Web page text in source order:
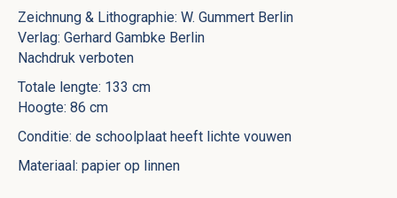
Zeichnung & Lithographie: W. Gummert Berlin
Verlag: Gerhard Gambke Berlin
Nachdruk verboten
Totale lengte: 133 cm
Hoogte: 86 cm
Conditie: de schoolplaat heeft lichte vouwen
Materiaal: papier op linnen